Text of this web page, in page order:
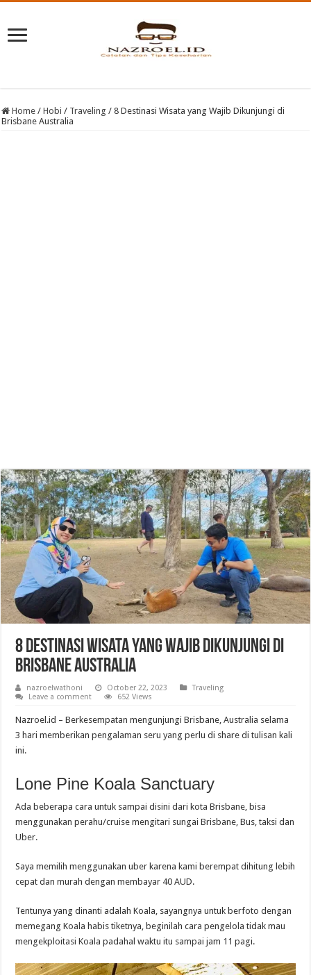
Home / Hobi / Traveling / 8 Destinasi Wisata yang Wajib Dikunjungi di
Brisbane Australia
8 Destinasi Wisata yang Wajib Dikunjungi di
Brisbane Australia
nazroelwathoni October 22, 2023
Traveling
Leave a comment
652 Views
Nazroel.id – Berkesempatan mengunjungi Brisbane, Australia selama
3 hari memberikan pengalaman seru yang perlu di share di tulisan kali
ini.
Lone Pine Koala Sanctuary
Ada beberapa cara untuk sampai disini dari kota Brisbane, bisa
menggunakan perahu/cruise mengitari sungai Brisbane, Bus, taksi dan
Uber.
Saya memilih menggunakan uber karena kami berempat dihitung lebih
cepat dan murah dengan membayar 40 AUD.
Tentunya yang dinanti adalah Koala, sayangnya untuk berfoto dengan
memegang Koala habis tiketnya, beginilah cara pengelola tidak mau
mengekploitasi Koala padahal waktu itu sampai jam 11 pagi.